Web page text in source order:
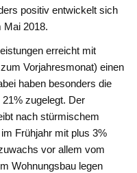
positiv entwickelt sich
Mai 2018.
erreicht mit
Vorjahresmonat) einen
haben besonders die
zugelegt. Der
nach stürmischem
Frühjahr mit plus 3%
vor allem vom
Wohnungsbau legen